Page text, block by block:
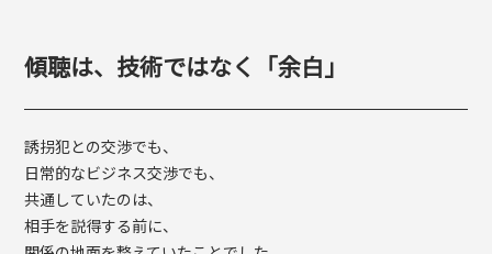
傾聴は、技術ではなく「余白」
誘拐犯との交渉でも、
日常的なビジネス交渉でも、
共通していたのは、
相手を説得する前に、